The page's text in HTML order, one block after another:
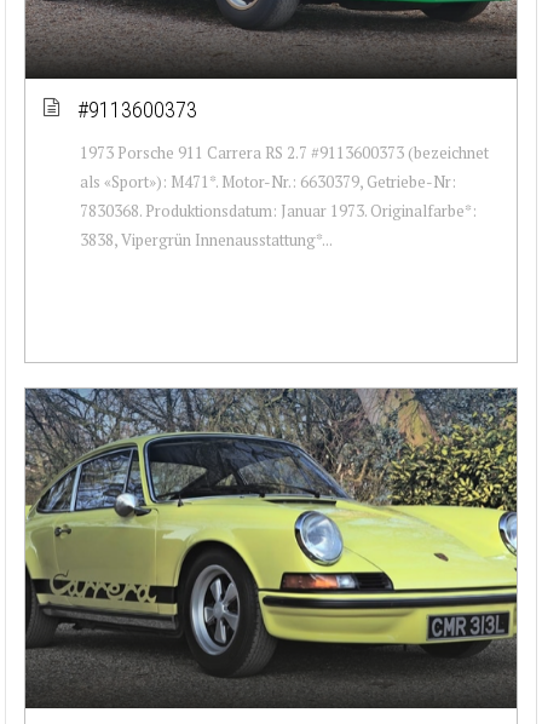
#9113600373
1973 Porsche 911 Carrera RS 2.7 #9113600373 (bezeichnet
als «Sport»): M471*. Motor-Nr.: 6630379, Getriebe-Nr:
7830368. Produktionsdatum: Januar 1973. Originalfarbe*:
3838, Vipergrün Innenausstattung*...